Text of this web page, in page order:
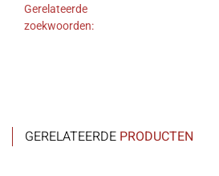
Gerelateerde
zoekwoorden:
GERELATEERDE PRODUCTEN